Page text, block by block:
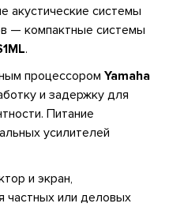
акустические системы
— компактные системы
.
процессором Yamaha
и задержку для
Питание
усилителей
и экран,
частных или деловых